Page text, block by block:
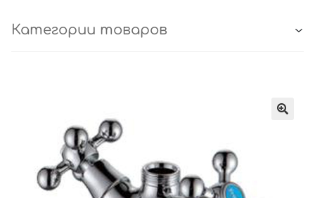
Категории товаров